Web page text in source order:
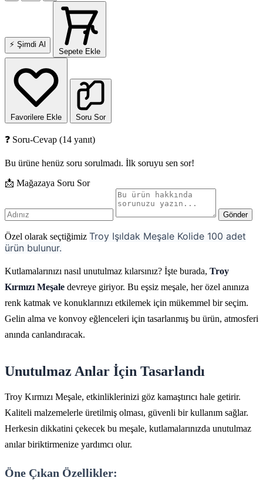
⚡ Şimdi Al
Sepete Ekle
Favorilere Ekle Soru Sor
❓ Soru-Cevap (14 yanıt)
Bu ürüne henüz soru sorulmadı. İlk soruyu sen sor!
📩 Mağazaya Soru Sor
Gönder
Özel olarak seçtiğimiz Troy Işıldak Meşale Kolide 100 adet
ürün bulunur.
Kutlamalarınızı nasıl unutulmaz kılarsınız? İşte burada, Troy
Kırmızı Meşale devreye giriyor. Bu eşsiz meşale, her özel anınıza
renk katmak ve konuklarınızı etkilemek için mükemmel bir seçim.
Gelin alma ve konvoy eğlenceleri için tasarlanmış bu ürün, atmosferi
anında canlandıracak.
Unutulmaz Anlar İçin Tasarlandı
Troy Kırmızı Meşale, etkinliklerinizi göz kamaştırıcı hale getirir.
Kaliteli malzemelerle üretilmiş olması, güvenli bir kullanım sağlar.
Herkesin dikkatini çekecek bu meşale, kutlamalarınızda unutulmaz
anılar biriktirmenize yardımcı olur.
Öne Çıkan Özellikler: